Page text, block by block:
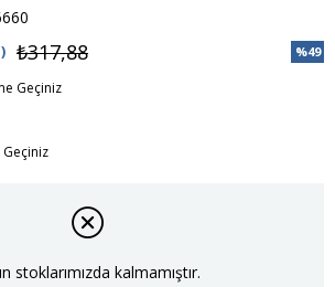
%49
₺317,88
Geçiniz
stoklarımızda kalmamıştır.